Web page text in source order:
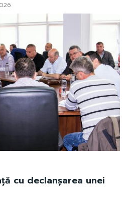
cu declanșarea unei